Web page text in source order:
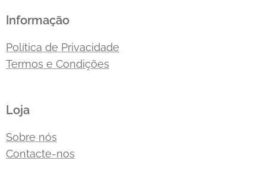
Informação
Política de Privacidade
Termos e Condições
Loja
Sobre nós
Contacte-nos